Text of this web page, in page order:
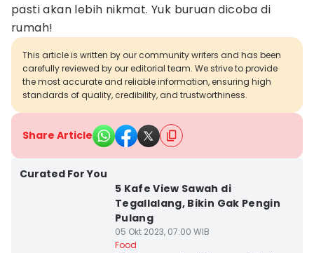
pasti akan lebih nikmat. Yuk buruan dicoba di
rumah!
This article is written by our community writers and has been
carefully reviewed by our editorial team. We strive to provide
the most accurate and reliable information, ensuring high
standards of quality, credibility, and trustworthiness.
Share Article
Curated For You
5 Kafe View Sawah di
Tegallalang, Bikin Gak Pengin
Pulang
05 Okt 2023, 07:00 WIB
Food